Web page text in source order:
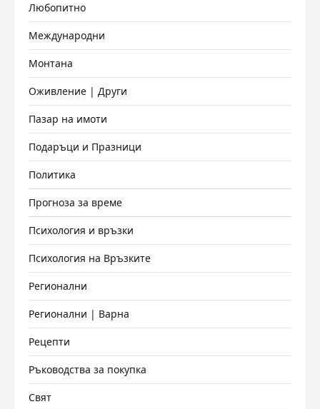
Любопитно
Международни
Монтана
Оживление | Други
Пазар на имоти
Подаръци и Празници
Политика
Прогноза за време
Психология и връзки
Психология на Връзките
Регионални
Регионални | Варна
Рецепти
Ръководства за покупка
Свят